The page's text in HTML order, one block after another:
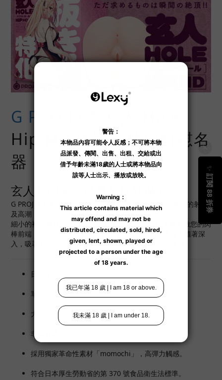
G PROJECT
Hip-HD 床置式臀部自慰名
器
玄人 HOLE 大型臀部款登場！
G PROJECT 專為「清槍」的而設的自慰器，唯求就是瞬間的射精
及高潮！
細小的褶皺通過精準的 3D 設計，以絕妙的角度均勻地刺激您的肉
棒前端，小穴內的弧度紋路營造出逼真的插入感！再加上隨著深
入，吸著率越高緊實感就越強，瞬間就能帶來最佳的快感。
日本進口及製造。
單層構造。
大型 飛機杯 。
非貫通式設計。
採用獨家革命性素材「momochi」，高彈力觸感。
符合日本厚生勞動省的第 370 號食品衛生法標準。